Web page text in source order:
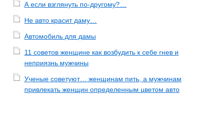
А если взглянуть по-другому?…
Не авто красит даму…
Автомобиль для дамы
11 советов женщине как возбудить к себе гнев и
неприязнь мужчины
Ученые советуют… женщинам пить, а мужчинам
привлекать женщин определенным цветом авто